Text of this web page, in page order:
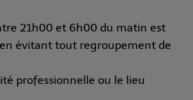
21h00 et 6h00 du matin est
évitant tout regroupement de
professionnelle ou le lieu